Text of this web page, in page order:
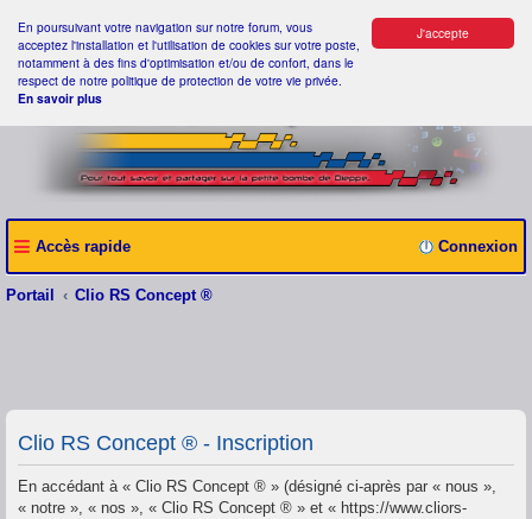
J'accepte
En poursuivant votre navigation sur notre forum, vous
acceptez l'installation et l'utilisation de cookies sur votre poste,
notamment à des fins d'optimisation et/ou de confort, dans le
respect de notre politique de protection de votre vie privée.
En savoir plus
Accès rapide Connexion
Portail Clio RS Concept ®
Clio RS Concept ® - Inscription
En accédant à « Clio RS Concept ® » (désigné ci-après par « nous »,
« notre », « nos », « Clio RS Concept ® » et « https://www.cliors-